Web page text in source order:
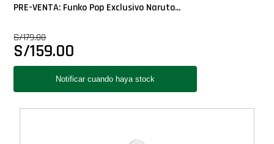
PRE-VENTA: Funko Pop Exclusivo Naruto...
S/179.00
S/159.00